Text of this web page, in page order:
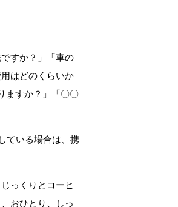
すか？」「車の
はどのくらいか
ますか？」「〇〇
ている場合は、携
っくりとコーヒ
おひとり、しっ